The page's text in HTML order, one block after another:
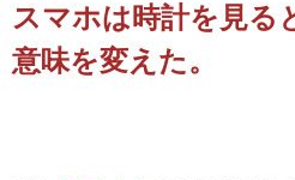
スマホは時計を見る
意味を変えた。